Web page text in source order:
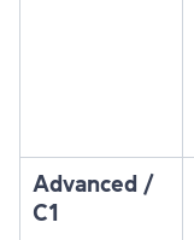
Advanced /
C1